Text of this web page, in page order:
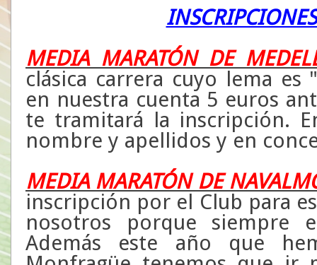
MEDIA MARATÓN DE
clásica carrera cuyo lema es
en nuestra cuenta 5 euros
te tramitará la inscripción.
nombre y apellidos y en
MEDIA MARATÓN DE
inscripción por el Club para
nosotros porque siempre
Además este año que